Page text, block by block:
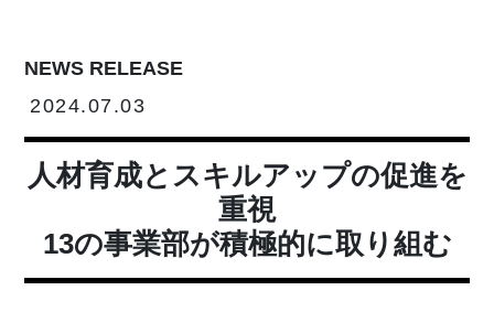
NEWS RELEASE
2024.07.03
人材育成とスキルアップの促進を
重視
13の事業部が積極的に取り組む